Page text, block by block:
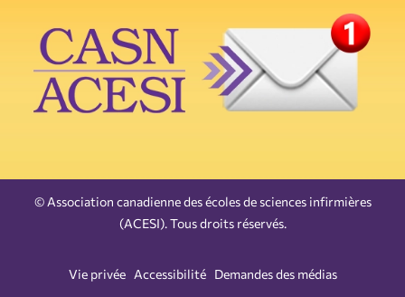
© Association canadienne des écoles de sciences infirmières
(ACESI). Tous droits réservés.
Vie privée Accessibilité Demandes des médias